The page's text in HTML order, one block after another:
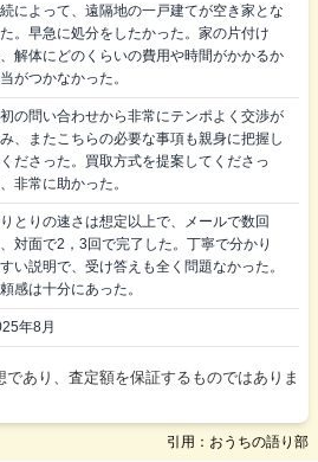
によって、遠隔地の一戸建てが空き家とな
。早急に処分をしたかった。家の片付け
解体にどのくらいの費用や時間がかかるか
がつかなかった。
の問い合わせから非常にテンポよく交渉が
、またこちらの必要な事項も親身に把握し
ださった。買取方式を提案してくださっ
非常に助かった。
とりの速さは想定以上で、メールで数回
対面で2，3回で完了した。丁寧で分かり
い説明で、受け答えも全く問題なかった。
感は十分にあった。
年8月
あり、査定額を保証するものではありま
引用：おうちの語り部